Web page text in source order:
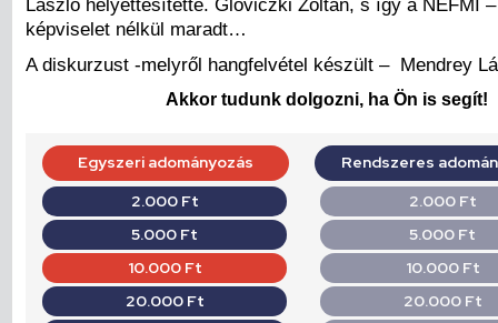
képviselet nélkül maradt…
A diskurzust -melyről hangfelvétel készült – Mendrey
Akkor tudunk dolgozni, ha Ön is segít!